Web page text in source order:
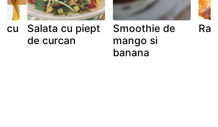
cu
Salata cu piept
de curcan
Smoothie de
mango si
banana